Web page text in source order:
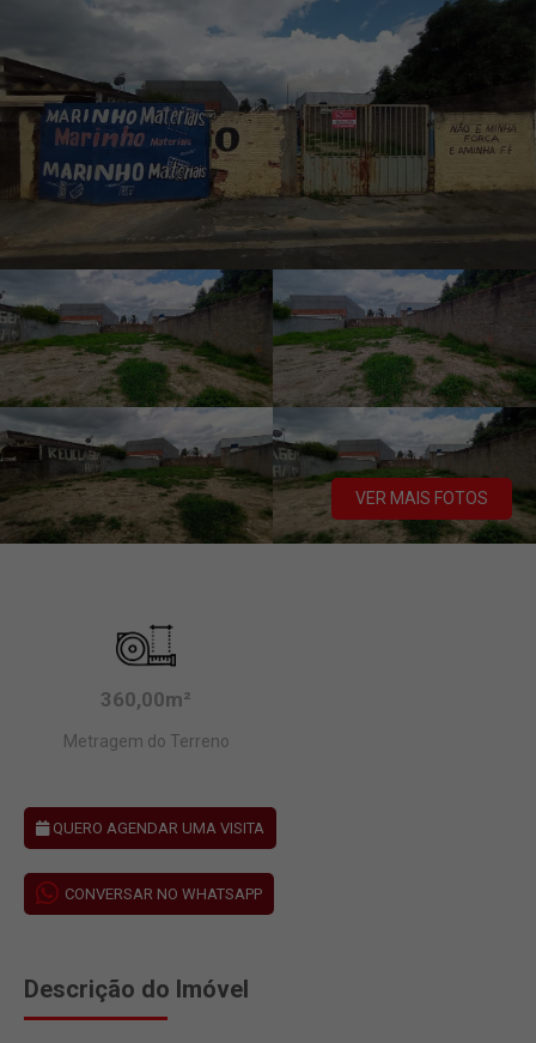
VER MAIS FOTOS
360,00m²
Metragem do Terreno
QUERO AGENDAR UMA VISITA
CONVERSAR NO WHATSAPP
Descrição do Imóvel